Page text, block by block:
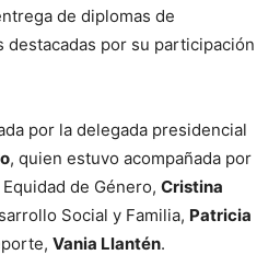
de diplomas de
destacadas por su participación
por la delegada presidencial
, quien estuvo acompañada por
de Género, Cristina
Social y Familia, Patricia
Vania Llantén.